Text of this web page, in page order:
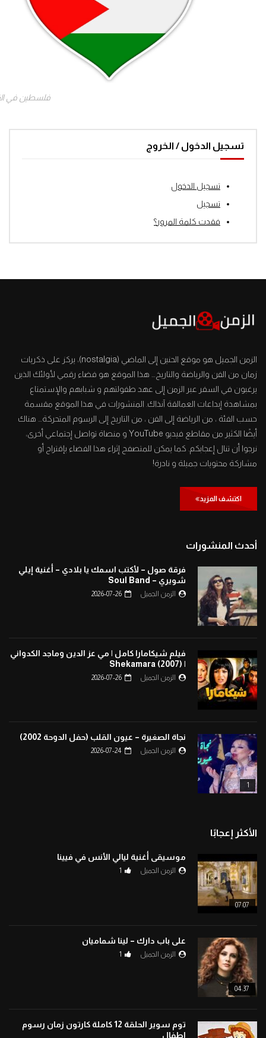
فلسطين في
تسجيل الدخول / الخروج
تسجيل الدخول
تسجيل
فقدت كلمة المرور؟
الزمن الجميل هو موقع الحنين إلى الماضي (nostalgia)، يركز على ذكريات
زمان من الفن والرياضة والتاريخ… هذا الموقع هو فضاء رقمي لأولئك الذين
يرغبون في السفر عبر الزمن إلى عهد طفولتهم و شبابهم والإستمتاع
بمشاهدة إبداعات العمالقة آنذاك. المنشورات في هذا الموقع مقسمة
حسب الفئة ، من الرياضة إلى الفن ، من التاريخ إلى الرسوم المتحركة… هناك
أيضًا الكثير من مقاطع فيديو YouTube و منصاة تواصل إجتماعي أخرى،
نرجوا أن تنال إعجابكم. كما يمكن للمتصفح إثراء هذا الفضاء بإقتراح أو
مشاركة محتويات جميلة و نادرة!
اكتشف المزيد
أحدث المنشورات
فرقة صول – لأكتب اسمك يا بلادي – أغنية إيلي
شويري – Soul Band
الزمن الجميل 2026-07-26
فيلم شيكامارا كامل | مي عز الدين وماجد الكدواني
| Shekamara (2007)
الزمن الجميل 2026-07-26
1
نجاة الصغيرة – عيون القلب (حفل الدوحة 2002)
الزمن الجميل 2026-07-24
الأكثر إعجابًا
07:07
موسيقى أغنية ليالي الأنس في فيينا
الزمن الجميل 1
04:37
على باب دارك – لينا شماميان
الزمن الجميل 1
توم سوير الحلقة 12 كاملة كارتون زمان رسوم
اطفال